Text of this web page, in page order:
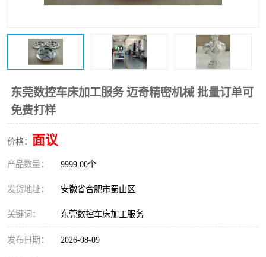
东莞数控车床加工服务 迈奇精密机械 批量订单可
免费打样
价格： 面议
产品数量： 9999.00个
发货地址： 安徽省合肥市蜀山区
关键词： 东莞数控车床加工服务
发布日期： 2026-08-09